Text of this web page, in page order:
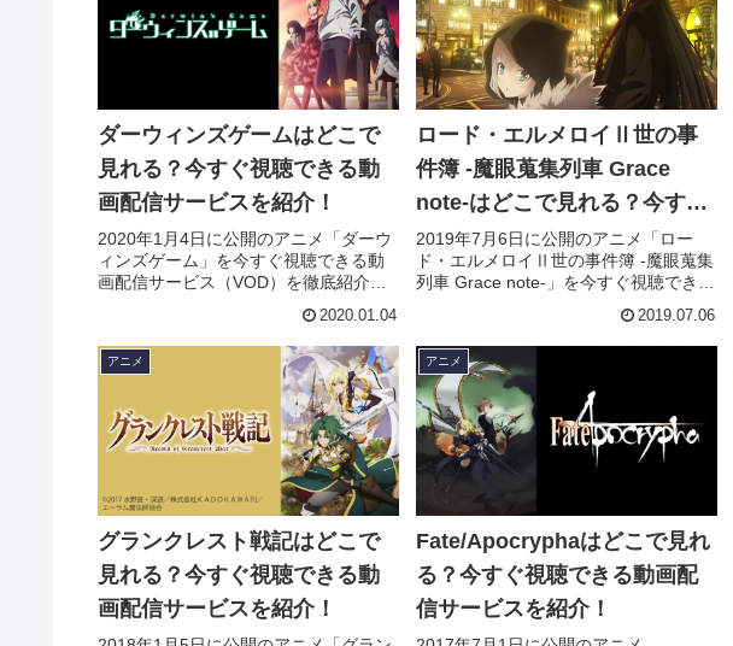
ダーウィンズゲームはどこで
見れる？今すぐ視聴できる動
画配信サービスを紹介！
2020年1月4日に公開のアニメ「ダーウ
ィンズゲーム」を今すぐ視聴できる動
画配信サービス（VOD）を徹底紹介。
フ、主題歌の情報はもちろん、実際に
見た人の感想やレビューもまとめてい
ます。
2020.01.04
ロード・エルメロイⅡ世の事
件簿 -魔眼蒐集列車 Grace
note-はどこで見れる？今すぐ
視聴できる動画配信サービス
を紹介！
2019年7月6日に公開のアニメ「ロー
ド・エルメロイⅡ世の事件簿 -魔眼蒐集
列車 Grace note-」を今すぐ視聴できる
介。あらすじやキャスト・声優、スタ
ッフ、主題歌の情報はもちろん、実際
に見た人の感想やレビューもまとめて
います。
2019.07.06
アニメ
グランクレスト戦記はどこで
見れる？今すぐ視聴できる動
画配信サービスを紹介！
アニメ
Fate/Apocryphaはどこで見れ
る？今すぐ視聴できる動画配
信サービスを紹介！